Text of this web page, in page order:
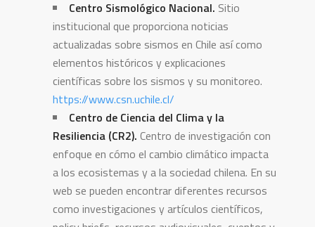
Centro Sismológico Nacional. Sitio
institucional que proporciona noticias
actualizadas sobre sismos en Chile así como
elementos históricos y explicaciones
científicas sobre los sismos y su monitoreo.
https://www.csn.uchile.cl/
Centro de Ciencia del Clima y la
Resiliencia (CR2). Centro de investigación con
enfoque en cómo el cambio climático impacta
a los ecosistemas y a la sociedad chilena. En su
web se pueden encontrar diferentes recursos
como investigaciones y artículos científicos,